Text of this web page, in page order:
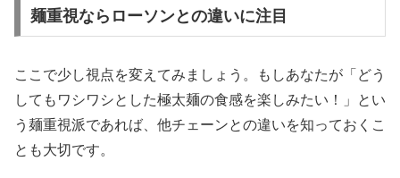
麺重視ならローソンとの違いに注目
ここで少し視点を変えてみましょう。もしあなたが「どう
してもワシワシとした極太麺の食感を楽しみたい！」とい
う麺重視派であれば、他チェーンとの違いを知っておくこ
とも大切です。